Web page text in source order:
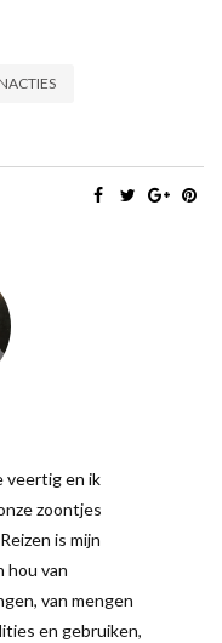
veertig en ik
zoontjes
is mijn
hou van
van mengen
en gebruiken,